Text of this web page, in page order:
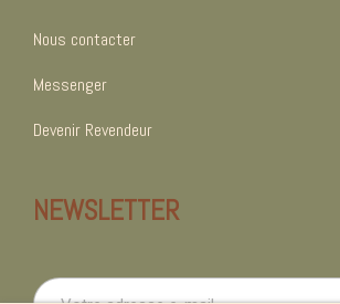
Nous contacter
Messenger
Devenir Revendeur
NEWSLETTER